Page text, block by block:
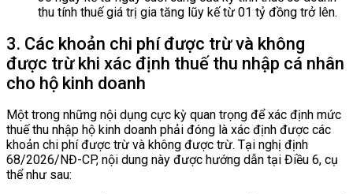
thu tính thuế giá trị gia tăng lũy kế từ 01 tỷ đồng trở lên.
3. Các khoản chi phí được trừ và không
được trừ khi xác định thuế thu nhập cá nhân
cho hộ kinh doanh
Một trong những nội dụng cực kỳ quan trọng để xác định mức
thuế thu nhập hộ kinh doanh phải đóng là xác định được các
khoản chi phí được trừ và không được trừ. Tại nghị định
68/2026/NĐ-CP, nội dung này được hướng dẫn tại Điều 6, cụ
thể như sau: